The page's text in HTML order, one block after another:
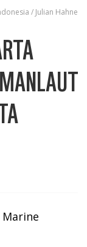
/ Julian Hahne